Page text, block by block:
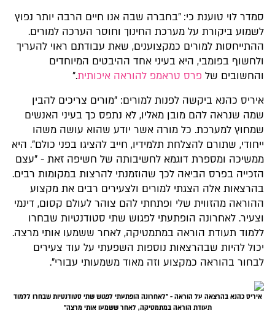
סמדר לוי טוענת כי: "בחברה שבה אנו חיים הרבה יותר נפוץ
לשמוע ביקורת על מערכת החינוך וחוסר הערכה למורים.
ההתייחסות למורים כמקצוענים, שאת עבודתם ראוי להעריך
ולחשוף בפומבי, היא בעיני אחד ההיבטים המיוחדים
והחשובים של פרס טראמפ להוראה איכותית."
איריס כהנא ביקשה לפנות למורים: "מורים צריכים להבין
שמה שנראה להם מובן מאליו, לא נתפס כך בעיני האנשים
שמחוץ למערכת. כל מורה אשר יודע שהוא עושה משהו
ייחודי, שתורם להצלחת תלמידיו, חייב להציגו בפני כולם". היא
ממשיכה ומספרת דוגמא לחשיבותה של חשיפה זאת - "עצם
הזכייה בפרס הביאה לכך שהוזמנתי להרצות במקומות רבים.
בהרצאות אלה הצגתי למורים ולצעירים רבים את מקצוע
ההוראה מהזווית שלי ופתחתי להם צוהר לעולם קסום, דינמי
וצעיר. לאחרונה הופתעתי לפגוש שתי סטודנטיות שבחרו
ללמוד תעודת הוראה במתמטיקה, לאחר ששמעו אותי מרצה.
יכול להיות שבהרצאות נוספות השפעתי על עוד צעירים
לבחור בהוראה כמקצוע וזה מאוד משמעותי עבורי".
איריס כהנא בהרצאה על הוראה - "לאחרונה הופתעתי לפגוש שתי סטודנטיות שבחרו ללמוד
תעודת הוראה במתמטיקה, לאחר ששמעו אותי מרצה"